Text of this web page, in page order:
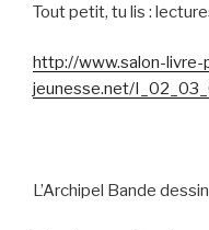
Tout petit, tu lis :
http://www.salon-livre-
jeunesse.net/
L’Archipel Bande